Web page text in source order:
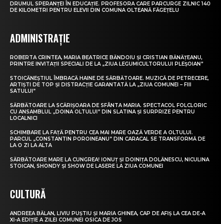
DRUMUL SPERANȚEI ÎN EDUCAȚIE. PROFESORA CARE PARCURGE ZILNIC 140
DE KILOMETRI PENTRU ELEVII DIN COMUNA OLTEANĂ FĂGEȚELU
ADMINISTRAȚIE
ROBERTA CRINTEA, MARIA BEATRICE BĂNDOIU ȘI CRISTIAN BĂNĂȚEANU,
PRINTRE INVITAȚII SPECIALI DE LA „ZIUA LEGUMICULTORULUI PLEȘOIAN”
STOICĂNEȘTIUL ÎMBRACĂ HAINE DE SĂRBĂTOARE. MUZICĂ DE PETRECERE,
ARTIȘTI DE TOP ȘI DISTRACȚIE GARANTATĂ LA „ZIUA COMUNEI – FIII
SATULUI”
SĂRBĂTOARE LA SCĂRIȘOARA DE SFÂNTA MARIA. SPECTACOL FOLCLORIC
CU ANSAMBLUL „DOINA OLTULUI” DIN SLATINA ȘI SURPRIZE PENTRU
LOCALNICI
SCHIMBARE LA FAȚĂ PENTRU CEA MAI MARE OAZĂ VERDE A OLTULUI.
PARCUL „CONSTANTIN POROINEANU” DIN CARACAL SE TRANSFORMĂ DE
LA O ZI LA ALTA
SĂRBĂTOARE MARE LA CUNGREA! IONUȚ ȘI DOINIȚA DOLĂNESCU, NICULINA
STOICAN, SHONDY ȘI SHOW DE LASERE LA ZIUA COMUNEI
CULTURĂ
ANDREEA BĂLAN, LIVIU PUȘTIU ȘI MARIA GHINEA, CAP DE AFIȘ LA CEA DE-A
XI-A EDIȚIE A ZILEI COMUNEI OSICA DE JOS